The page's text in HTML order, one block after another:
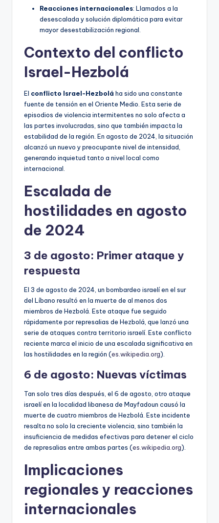
Reacciones internacionales: Llamados a la
desescalada y solución diplomática para evitar
mayor desestabilización regional.
Contexto del conflicto
Israel-Hezbolá
El conflicto Israel-Hezbolá ha sido una constante
fuente de tensión en el Oriente Medio. Esta serie de
episodios de violencia intermitentes no solo afecta a
las partes involucradas, sino que también impacta la
estabilidad de la región. En agosto de 2024, la situación
alcanzó un nuevo y preocupante nivel de intensidad,
generando inquietud tanto a nivel local como
internacional.
Escalada de
hostilidades en agosto
de 2024
3 de agosto: Primer ataque y
respuesta
El 3 de agosto de 2024, un bombardeo israelí en el sur
del Líbano resultó en la muerte de al menos dos
miembros de Hezbolá. Este ataque fue seguido
rápidamente por represalias de Hezbolá, que lanzó una
serie de ataques contra territorio israelí. Este conflicto
reciente marca el inicio de una escalada significativa en
las hostilidades en la región (es.wikipedia.org).
6 de agosto: Nuevas víctimas
Tan solo tres días después, el 6 de agosto, otro ataque
israelí en la localidad libanesa de Mayfadoun causó la
muerte de cuatro miembros de Hezbolá. Este incidente
resalta no solo la creciente violencia, sino también la
insuficiencia de medidas efectivas para detener el ciclo
de represalias entre ambas partes (es.wikipedia.org).
Implicaciones
regionales y reacciones
internacionales